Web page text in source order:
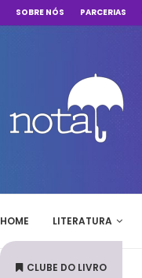
SOBRE NÓS PARCERIAS
HOME LITERATURA
CLUBE DO LIVRO